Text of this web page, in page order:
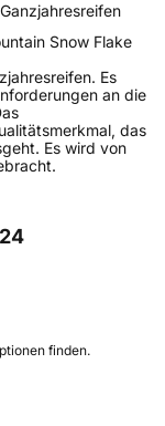
Snow Flake
Es
an die
das
Es wird von
finden.